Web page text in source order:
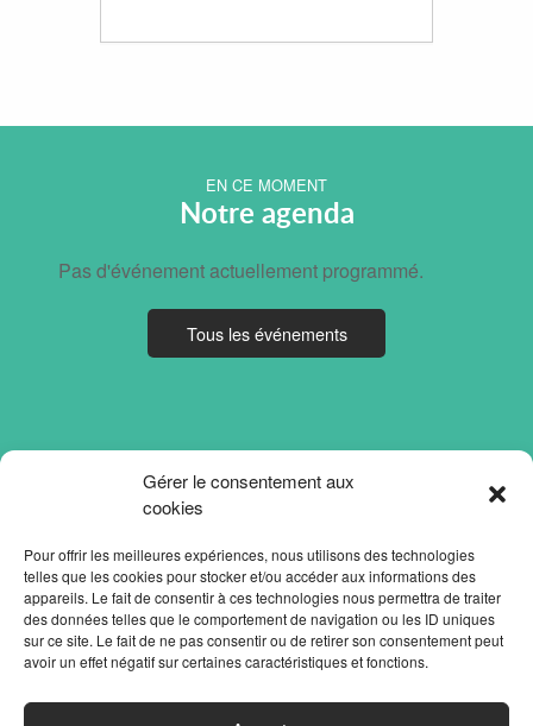
Gérer le consentement aux
cookies
Pour offrir les meilleures expériences, nous utilisons des technologies
telles que les cookies pour stocker et/ou accéder aux informations des
appareils. Le fait de consentir à ces technologies nous permettra de traiter
des données telles que le comportement de navigation ou les ID uniques
sur ce site. Le fait de ne pas consentir ou de retirer son consentement peut
avoir un effet négatif sur certaines caractéristiques et fonctions.
EN CE MOMENT
Notre agenda
Pas d'événement actuellement programmé.
Tous les événements
ACCUEIL